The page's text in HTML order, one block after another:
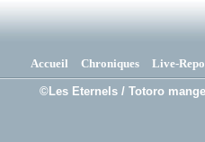
Accueil Chroniques Live-
©Les Eternels / Totoro